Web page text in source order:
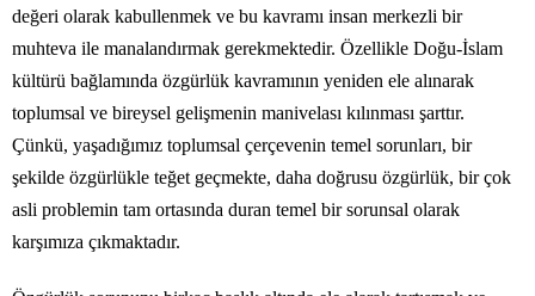
değeri olarak kabullenmek ve bu kavramı insan merkezli bir
muhteva ile manalandırmak gerekmektedir. Özellikle Doğu-İslam
kültürü bağlamında özgürlük kavramının yeniden ele alınarak
toplumsal ve bireysel gelişmenin manivelası kılınması şarttır.
Çünkü, yaşadığımız toplumsal çerçevenin temel sorunları, bir
şekilde özgürlükle teğet geçmekte, daha doğrusu özgürlük, bir çok
asli problemin tam ortasında duran temel bir sorunsal olarak
karşımıza çıkmaktadır.